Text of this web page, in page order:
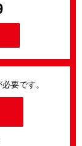
要です。